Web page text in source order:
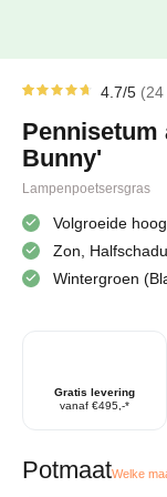
5
gebaseerd
op
klantbeoordelingen
4.7/5 24
Bunny'
Lampenpoetsersgras
Volgroeide
Zon,
Wintergroen
Gratis levering
vanaf €495,-*
PotmaatWelke